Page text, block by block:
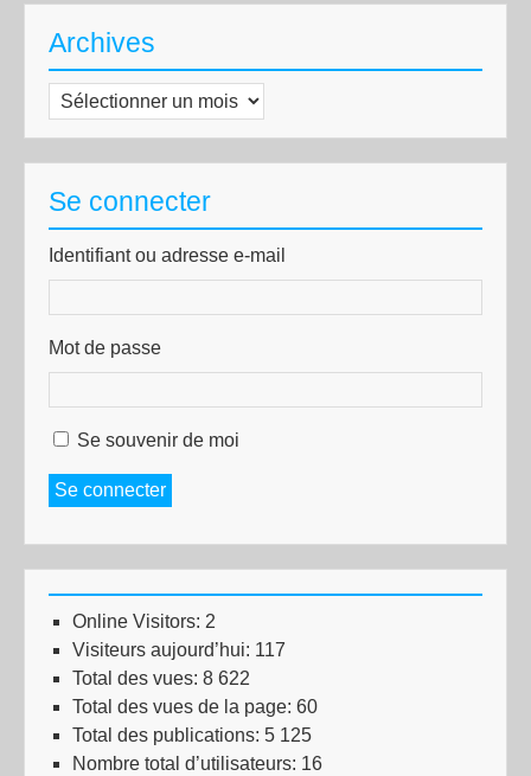
Archives
Archives
Se connecter
Identifiant ou adresse e-mail
Mot de passe
Se souvenir de moi
Se connecter
Online Visitors: 2
Visiteurs aujourd’hui: 117
Total des vues: 8 622
Total des vues de la page: 60
Total des publications: 5 125
Nombre total d’utilisateurs: 16